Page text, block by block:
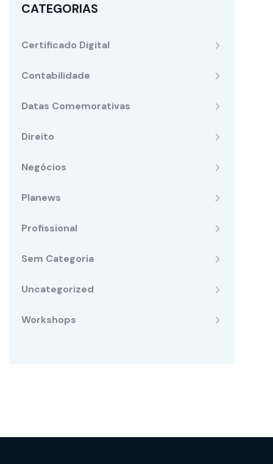
CATEGORIAS
Certificado Digital
Contabilidade
Datas Comemorativas
Direito
Negócios
Planews
Profissional
Sem Categoria
Uncategorized
Workshops